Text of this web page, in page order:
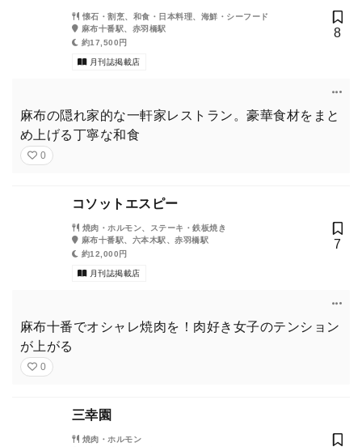
懐石・割烹、和食・日本料理、海鮮・シーフード
麻布十番駅、赤羽橋駅
約17,500円
月刊誌掲載店
8
麻布の隠れ家的な一軒家レストラン。豪華食材をまと
め上げる丁寧な和食
0
コソットエスピー
焼肉・ホルモン、ステーキ・鉄板焼き
麻布十番駅、六本木駅、赤羽橋駅
約12,000円
月刊誌掲載店
7
麻布十番でオシャレ焼肉を！肉好き女子のテンション
が上がる
0
三幸園
焼肉・ホルモン